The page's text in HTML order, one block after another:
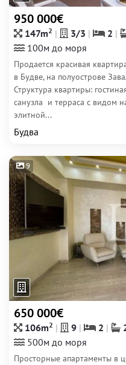
950 000€
147m2 3/3 2
100м до моря
Продается красивая
в Будве, на полуострове
Структура квартиры:
санузла и терраса с видом
элитной...
Будва
9
650 000€
106m2 9 2
500м до моря
Просторные апартаменты в